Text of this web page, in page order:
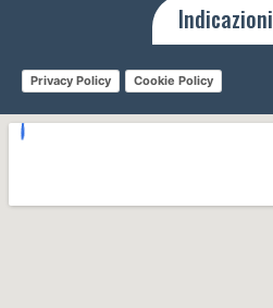
Indicazioni
Privacy Policy Cookie Policy